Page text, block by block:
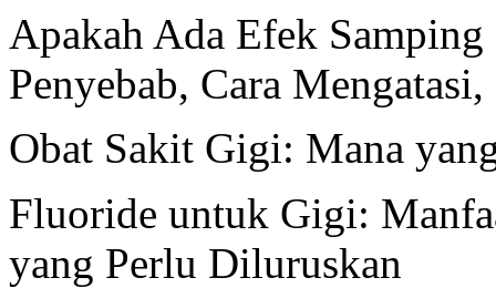
Apakah Ada Efek
Penyebab, Cara
Obat Sakit Gigi: Mana
Fluoride untuk Gigi:
yang Perlu Diluruskan